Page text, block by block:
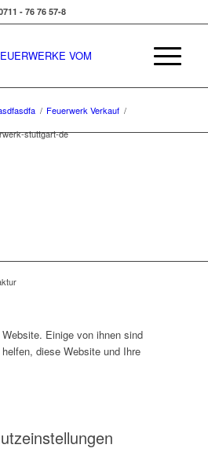
- 76 76 57-8
/ Feuerwerk Verkauf /
stuttgart-de
Einige von ihnen sind
diese Website und Ihre